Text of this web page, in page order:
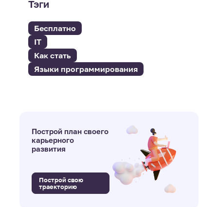
Тэги
Бесплатно
IT
Как стать
Языки программирования
Построй план своего
карьерного
развития
Построй свою
траекторию